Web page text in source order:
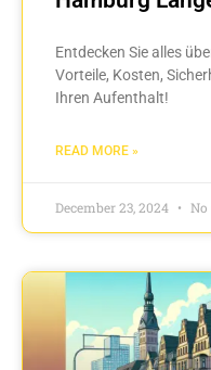
Entdecken Sie alles
Vorteile, Kosten,
Ihren Aufenthalt!
READ MORE »
December 23, 2024